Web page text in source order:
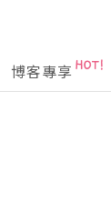
博客專享